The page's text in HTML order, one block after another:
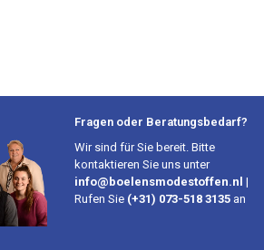
Fragen oder Beratungsbedarf?
Wir sind für Sie bereit. Bitte
kontaktieren Sie uns unter
info@boelensmodestoffen.nl |
Rufen Sie (+31) 073-518 3135 an